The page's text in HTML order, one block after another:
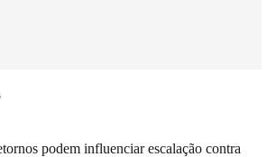
podem influenciar escalação contra